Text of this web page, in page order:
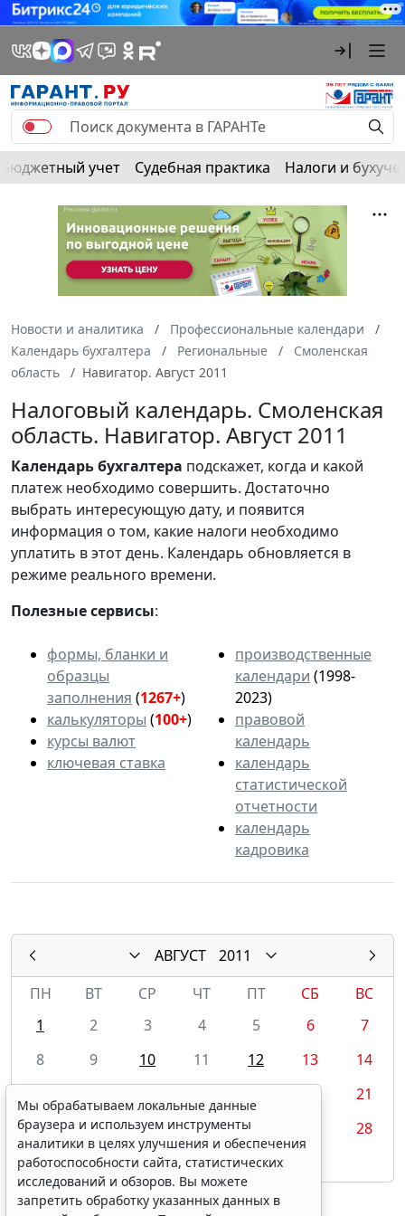
Бюджетный учет Судебная практика Налоги и
Новости и аналитика
Профессиональные календари
Календарь бухгалтера
Региональные
Смоленская
область
Навигатор. Август 2011
Налоговый календарь. Смоленская
область. Навигатор. Август 2011
Календарьбухгалтера подскажет, когда и какой
платеж необходимо совершить. Достаточно
выбрать интересующую дату, и появится
информация о том, какие налоги необходимо
уплатить в этот день. Календарь обновляется в
режиме реального времени.
Полезные сервисы:
формы, бланки и
образцы
заполнения (1267+)
калькуляторы (100+)
курсы валют
ключевая ставка
производственные
календари (1998-
2023)
правовой
календарь
календарь
статистической
отчетности
календарь
кадровика
АВГУСТ
2011
ПН
ВТ СР ЧТ ПТ СБ
ВС
1
2 3 4 5 6
7
8
9 10 11 12 13
14
21
22
23 24 25 26
28
29
30 31
Мы обрабатываем локальные данные
браузера и используем инструменты
аналитики в целях улучшения и обеспечения
работоспособности сайта, статистических
исследований и обзоров. Вы можете
запретить обработку указанных данных в